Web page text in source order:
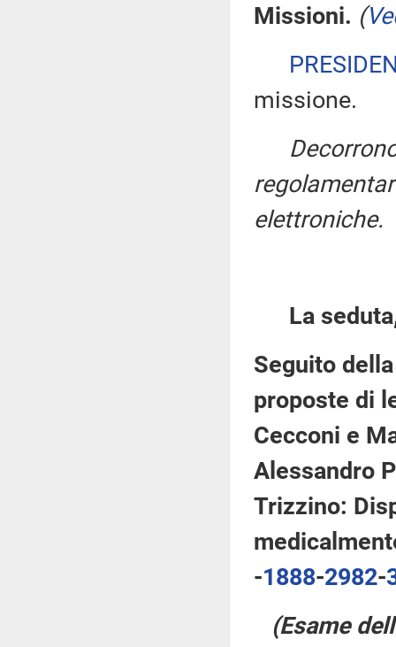
Missioni. (
missione.
elettroniche.
La
Seguito
proposte di
Cecconi e
Alessandro
Trizzino:
-1888​-2982​-
(Esame dell'